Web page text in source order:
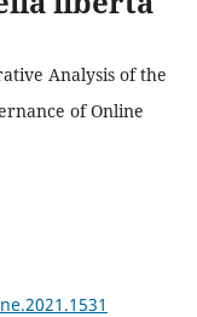
Analysis of the
of Online